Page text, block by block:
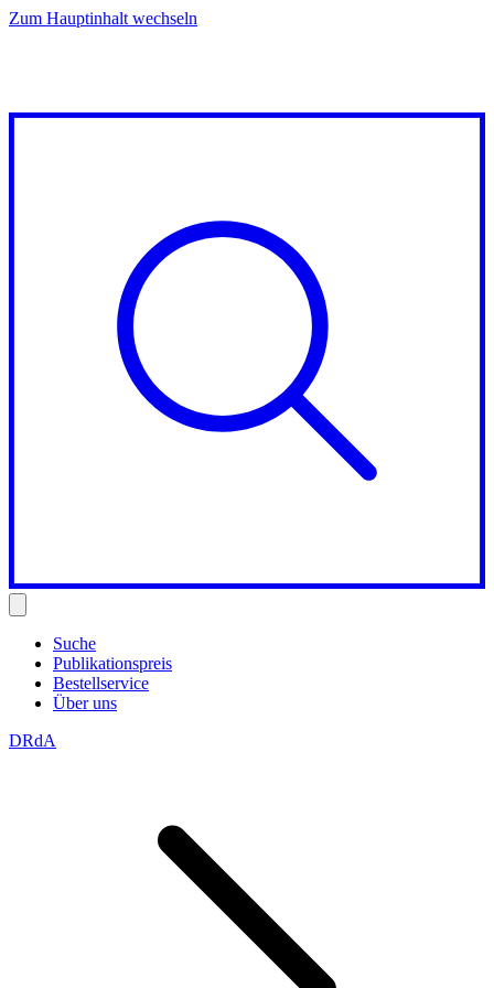
Zum Hauptinhalt wechseln
Suche
Publikationspreis
Bestellservice
Über uns
DRdA